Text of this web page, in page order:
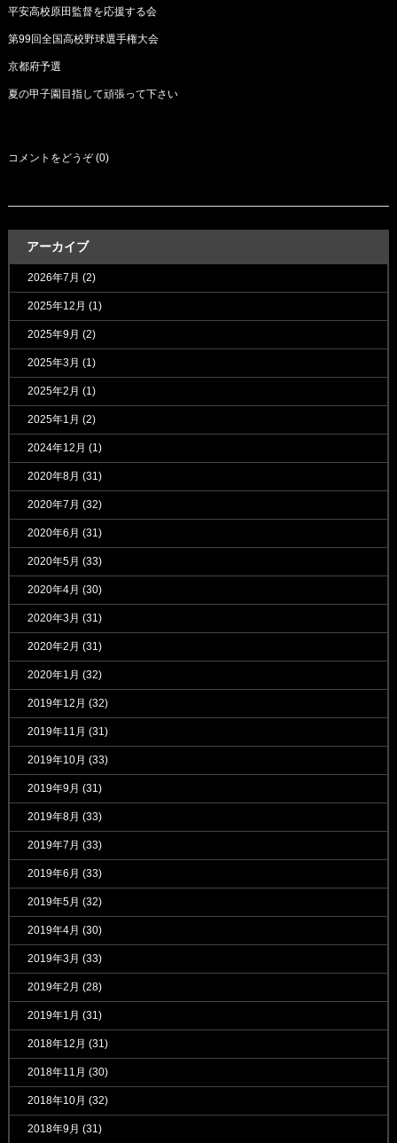
平安高校原田監督を応援する会
第99回全国高校野球選手権大会
京都府予選
夏の甲子園目指して頑張って下さい
コメントをどうぞ (0)
アーカイブ
2026年7月 (2)
2025年12月 (1)
2025年9月 (2)
2025年3月 (1)
2025年2月 (1)
2025年1月 (2)
2024年12月 (1)
2020年8月 (31)
2020年7月 (32)
2020年6月 (31)
2020年5月 (33)
2020年4月 (30)
2020年3月 (31)
2020年2月 (31)
2020年1月 (32)
2019年12月 (32)
2019年11月 (31)
2019年10月 (33)
2019年9月 (31)
2019年8月 (33)
2019年7月 (33)
2019年6月 (33)
2019年5月 (32)
2019年4月 (30)
2019年3月 (33)
2019年2月 (28)
2019年1月 (31)
2018年12月 (31)
2018年11月 (30)
2018年10月 (32)
2018年9月 (31)